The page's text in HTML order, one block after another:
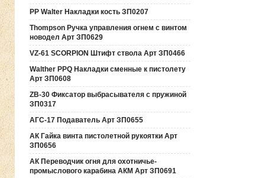
PP Walter Накладки кость ЗП0207
Thompson Ручка управления огнем с винтом
новодел Арт ЗП0629
VZ-61 SCORPION Штифт ствола Арт ЗП0466
Walther PPQ Накладки сменные к пистолету
Арт ЗП0608
ZB-30 Фиксатор выбрасывателя с пружиной
ЗП0317
АГС-17 Подаватель Арт ЗП0655
АК Гайка винта пистолетной рукоятки Арт
ЗП0656
АК Переводчик огня для охотничье-
промыслового карабина АКМ Арт ЗП0691